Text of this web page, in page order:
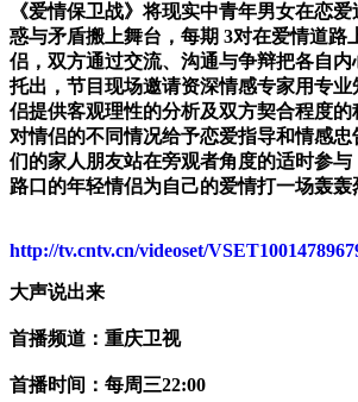
《爱情保卫战》将现实中青年男女在恋
惑与矛盾搬上舞台，每期 3对在爱情道路
侣，双方通过交流、沟通与争辩把各自
托出，节目现场邀请资深情感专家用专
侣提供客观理性的分析及双方契合程度
对情侣的不同情况给予恋爱指导和情感
们的家人朋友站在旁观者角度的适时参
路口的年轻情侣为自己的爱情打一场轰轰
http://tv.cntv.cn/videoset/
大声说出来
首播频道：重庆卫视
首播时间：每周三22:00